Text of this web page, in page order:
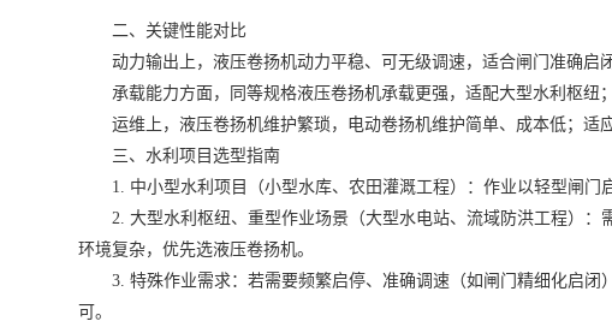
二、关键性能对比
动力输出 上， 液压卷扬机动力平稳、可无级调速，适合闸门准确启闭
承载能力方面，同等规格液压卷扬机承载更强，适配大型水利枢纽；
运维 上， 液压卷扬机维护繁琐， 电动卷扬机维护简单、成本低；适
三、水利项目选型指南
1. 中小型水利项目 （小型水库、农田灌溉工程）：作业以轻型闸
2. 大型水利枢纽、重型作业场景 （大型水电站、流域防洪工程）
环境复杂，优先选液压卷扬机。
3. 特殊作业需求：若需要频繁启停、准确调速（如闸门精细化启闭
可。